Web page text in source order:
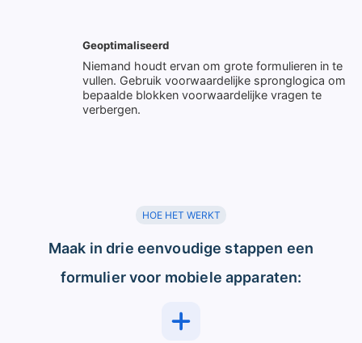
Geoptimaliseerd
Niemand houdt ervan om grote formulieren in te
vullen. Gebruik voorwaardelijke spronglogica om
bepaalde blokken voorwaardelijke vragen te
verbergen.
HOE HET WERKT
Maak in drie eenvoudige stappen een
formulier voor mobiele apparaten: